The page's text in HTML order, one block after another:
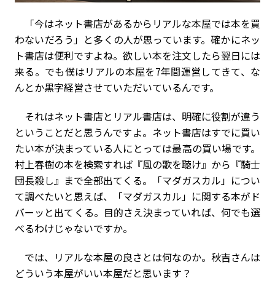
「今はネット書店があるからリアルな本屋では本を買
わないだろう」と多くの人が思っています。確かにネッ
ト書店は便利ですよね。欲しい本を注文したら翌日には
来る。でも僕はリアルの本屋を7年間運営してきて、な
んとか黒字経営させていただいているんです。
それはネット書店とリアル書店は、明確に役割が違う
ということだと思うんですよ。ネット書店はすでに買い
たい本が決まっている人にとっては最高の買い場です。
村上春樹の本を検索すれば『風の歌を聴け』から『騎士
団長殺し』まで全部出てくる。「マダガスカル」につい
て調べたいと思えば、「マダガスカル」に関する本がド
バーッと出てくる。目的さえ決まっていれば、何でも選
べるわけじゃないですか。
では、リアルな本屋の良さとは何なのか。秋吉さんは
どういう本屋がいい本屋だと思います？